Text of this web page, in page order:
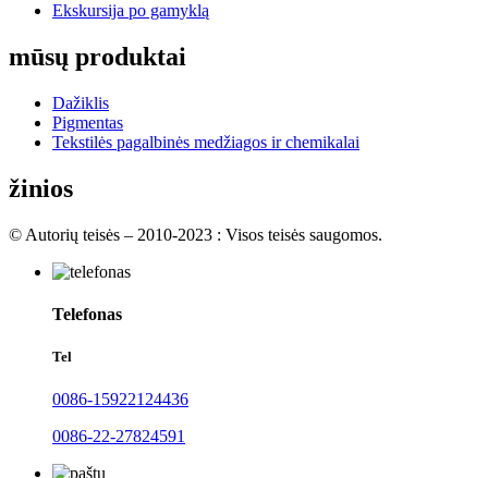
Ekskursija po gamyklą
mūsų produktai
Dažiklis
Pigmentas
Tekstilės pagalbinės medžiagos ir chemikalai
žinios
© Autorių teisės – 2010-2023 : Visos teisės saugomos.
Telefonas
Tel
0086-15922124436
0086-22-27824591